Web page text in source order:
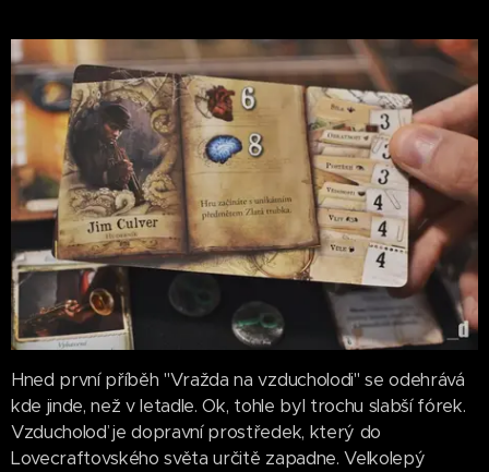
Hned první příběh "Vražda na vzducholodi" se odehrává
kde jinde, než v letadle. Ok, tohle byl trochu slabší fórek.
Vzducholoď je dopravní prostředek, který do
Lovecraftovského světa určitě zapadne. Velkolepý